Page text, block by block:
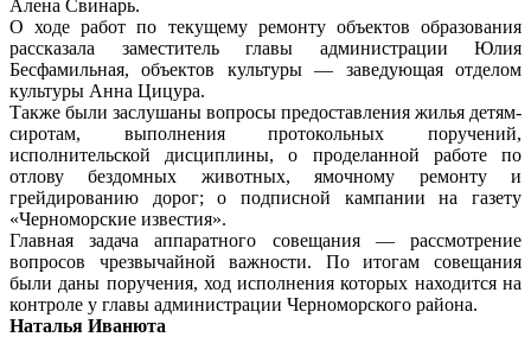
Алена Свинарь.
О ходе работ по текущему ремонту объектов образования
рассказала заместитель главы администрации Юлия
Бесфамильная, объектов культуры — заведующая отделом
культуры Анна Цицура.
Также были заслушаны вопросы предоставления жилья детям-
сиротам, выполнения протокольных поручений,
исполнительской дисциплины, о проделанной работе по
отлову бездомных животных, ямочному ремонту и
грейдированию дорог; о подписной кампании на газету
«Черноморские известия».
Главная задача аппаратного совещания — рассмотрение
вопросов чрезвычайной важности. По итогам совещания
были даны поручения, ход исполнения которых находится на
контроле у главы администрации Черноморского района.
Наталья Иванюта